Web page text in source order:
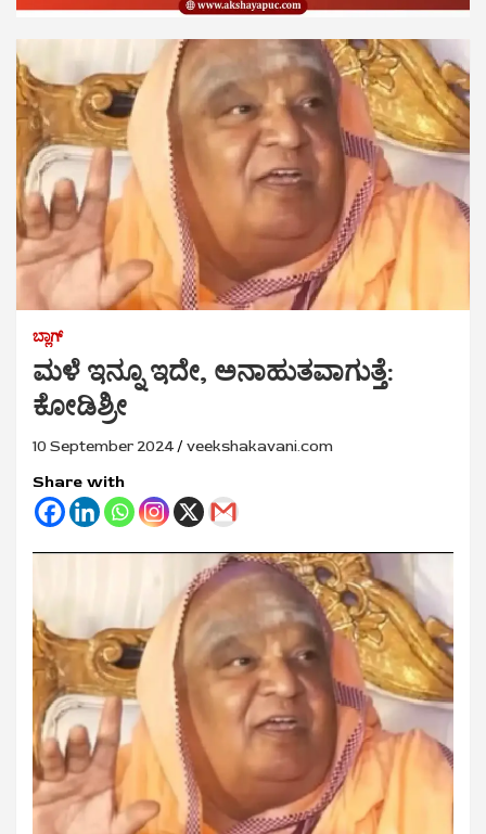
ಬ್ಲಾಗ್
ಮಳೆ ಇನ್ನೂ ಇದೇ, ಅನಾಹುತವಾಗುತ್ತೆ:
ಕೋಡಿಶ್ರೀ
10 September 2024 veekshakavani.com
Share with